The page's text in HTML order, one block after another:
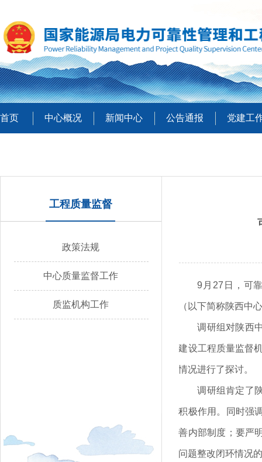
首页 中心概况 新闻中心 公告通报 党建工
工程质量监督
政策法规
中心质量监督工作
质监机构工作
9月27日，可
（以下简称陕西中
调研组对陕西
建设工程质量监督
情况进行了探讨。
调研组肯定了
积极作用。同时强
善内部制度；要严
问题整改闭环情况